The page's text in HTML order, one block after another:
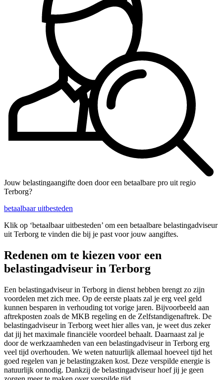
Jouw belastingaangifte doen door een betaalbare pro uit regio
Terborg?
betaalbaar uitbesteden
Klik op ‘betaalbaar uitbesteden’ om een betaalbare belastingadviseur
uit Terborg te vinden die bij je past voor jouw aangiftes.
Redenen om te kiezen voor een
belastingadviseur in Terborg
Een belastingadviseur in Terborg in dienst hebben brengt zo zijn
voordelen met zich mee. Op de eerste plaats zal je erg veel geld
kunnen besparen in verhouding tot vorige jaren. Bijvoorbeeld aan
aftrekposten zoals de MKB regeling en de Zelfstandigenaftrek. De
belastingadviseur in Terborg weet hier alles van, je weet dus zeker
dat jij het maximale financiële voordeel behaalt. Daarnaast zal je
door de werkzaamheden van een belastingadviseur in Terborg erg
veel tijd overhouden. We weten natuurlijk allemaal hoeveel tijd het
goed regelen van je belastingzaken kost. Deze verspilde energie is
natuurlijk onnodig. Dankzij de belastingadviseur hoef jij je geen